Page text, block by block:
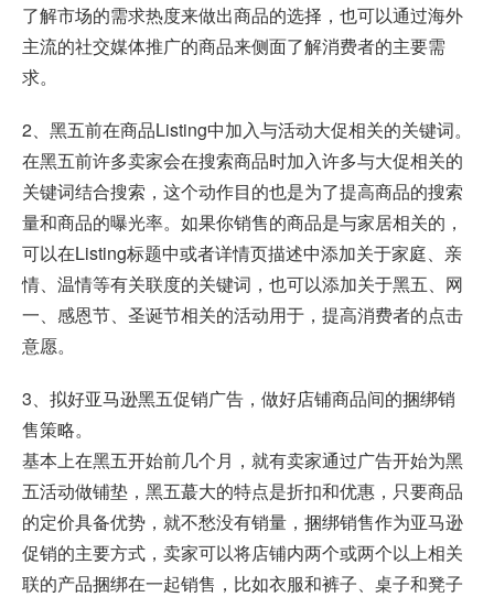
了解市场的需求热度来做出商品的选择，也可以通过海外
主流的社交媒体推广的商品来侧面了解消费者的主要需
求。
2、黑五前在商品Listing中加入与活动大促相关的关键词。
在黑五前许多卖家会在搜索商品时加入许多与大促相关的
关键词结合搜索，这个动作目的也是为了提高商品的搜索
量和商品的曝光率。如果你销售的商品是与家居相关的，
可以在Listing标题中或者详情页描述中添加关于家庭、亲
情、温情等有关联度的关键词，也可以添加关于黑五、网
一、感恩节、圣诞节相关的活动用于，提高消费者的点击
意愿。
3、拟好亚马逊黑五促销广告，做好店铺商品间的捆绑销
售策略。
基本上在黑五开始前几个月，就有卖家通过广告开始为黑
五活动做铺垫，黑五蕞大的特点是折扣和优惠，只要商品
的定价具备优势，就不愁没有销量，捆绑销售作为亚马逊
促销的主要方式，卖家可以将店铺内两个或两个以上相关
联的产品捆绑在一起销售，比如衣服和裤子、桌子和凳子